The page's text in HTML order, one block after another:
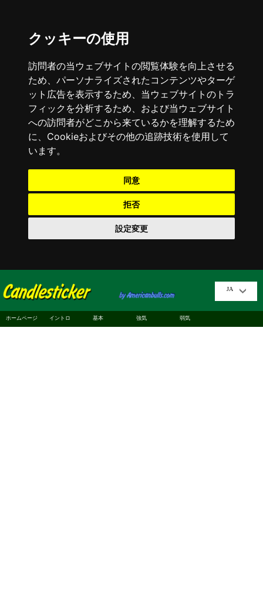
クッキーの使用
訪問者の当ウェブサイトの閲覧体験を向上させる
ため、パーソナライズされたコンテンツやターゲ
ット広告を表示するため、当ウェブサイトのトラ
フィックを分析するため、および当ウェブサイト
への訪問者がどこから来ているかを理解するため
に、Cookieおよびその他の追跡技術を使用して
います。
同意
拒否
設定変更
JA
ホームページ イントロ 基本 強気 弱気